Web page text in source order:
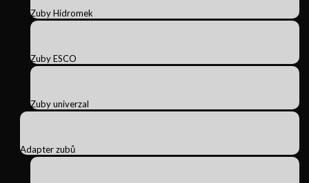
Zuby Hidromek
Zuby ESCO
Zuby univerzal
Adapter zubů